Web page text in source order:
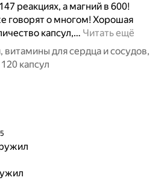
реакциях, а магний в 600!
говорят о многом! Хорошая
капсул,… Читать ещё
для сердца и сосудов,
капсул